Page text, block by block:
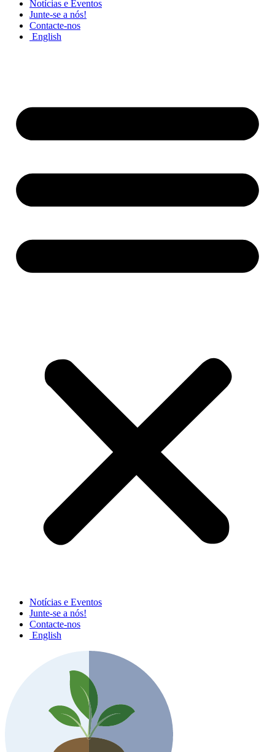
Notícias e Eventos
Junte-se a nós!
Contacte-nos
English
Notícias e Eventos
Junte-se a nós!
Contacte-nos
English